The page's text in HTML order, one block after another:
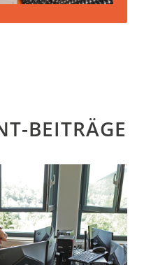
BEITRÄGE